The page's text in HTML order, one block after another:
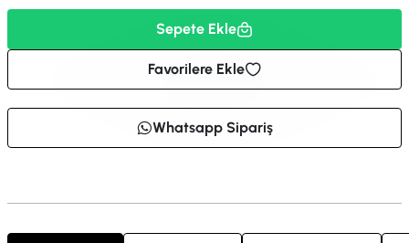
Sepete Ekle
Favorilere Ekle
Whatsapp Sipariş